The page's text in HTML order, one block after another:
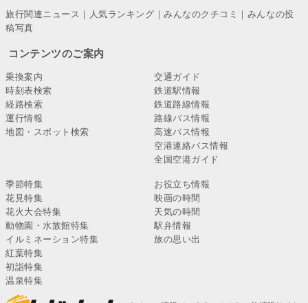
旅行関連ニュース ｜ 人気ランキング ｜みんなのクチコミ ｜ みんなの投
稿写真
コンテンツのご案内
乗換案内
時刻表検索
経路検索
運行情報
地図・スポット検索
交通ガイド
鉄道駅情報
鉄道路線情報
路線バス情報
高速バス情報
空港連絡バス情報
全国空港ガイド
季節特集
花見特集
花火大会特集
動物園・水族館特集
イルミネーション特集
紅葉特集
初詣特集
温泉特集
お役立ち情報
映画の時間
天気の時間
駅弁情報
旅の思い出